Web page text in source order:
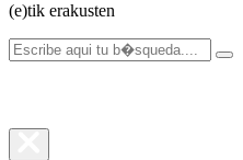
(e)tik erakusten